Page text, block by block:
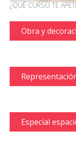
¿QUÉ CURSO TE
Obra y
Especial